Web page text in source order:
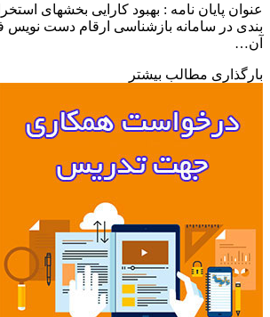
پایان نامه : بهبود کارایی بخشهای استخراج
در سامانه بازشناسی ارقام دست نویس
مطالب بیشتر